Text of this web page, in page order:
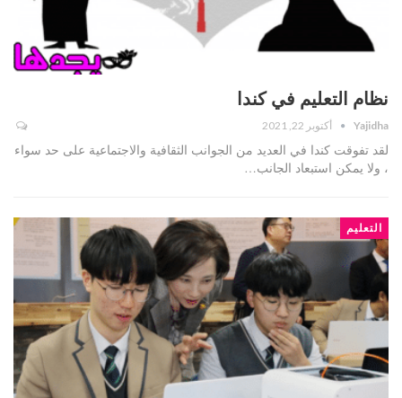
نظام التعليم في كندا
Yajidha أكتوبر 22, 2021
لقد تفوقت كندا في العديد من الجوانب الثقافية والاجتماعية على حد سواء
، ولا يمكن استبعاد الجانب…
التعليم